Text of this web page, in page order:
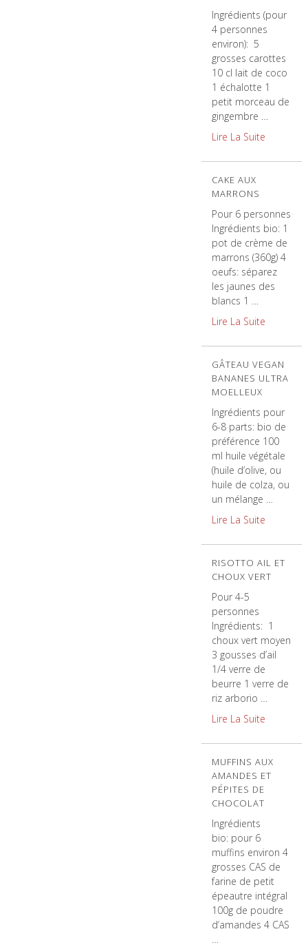
Ingrédients (pour
4 personnes
environ): 5
grosses carottes
10 cl lait de coco
1 échalotte 1
petit morceau de
gingembre …
Lire La Suite
CAKE AUX
MARRONS
Pour 6 personnes
Ingrédients bio: 1
pot de crème de
marrons (360g) 4
oeufs: séparez
les jaunes des
blancs 1 …
Lire La Suite
GÂTEAU VEGAN
BANANES ULTRA
MOELLEUX
Ingrédients pour
6-8 parts: bio de
préférence 100
ml huile végétale
(huile d’olive, ou
huile de colza, ou
un mélange …
Lire La Suite
RISOTTO AIL ET
CHOUX VERT
Pour 4-5
personnes
Ingrédients: 1
choux vert moyen
3 gousses d’ail
1/4 verre de
beurre 1 verre de
riz arborio …
Lire La Suite
MUFFINS AUX
AMANDES ET
PÉPITES DE
CHOCOLAT
Ingrédients
bio: pour 6
muffins environ 4
grosses CAS de
farine de petit
épeautre intégral
100g de poudre
d’amandes 4 CAS
…